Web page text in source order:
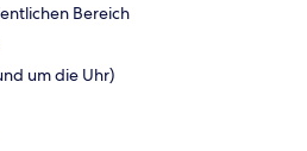
Bereich
um die Uhr)